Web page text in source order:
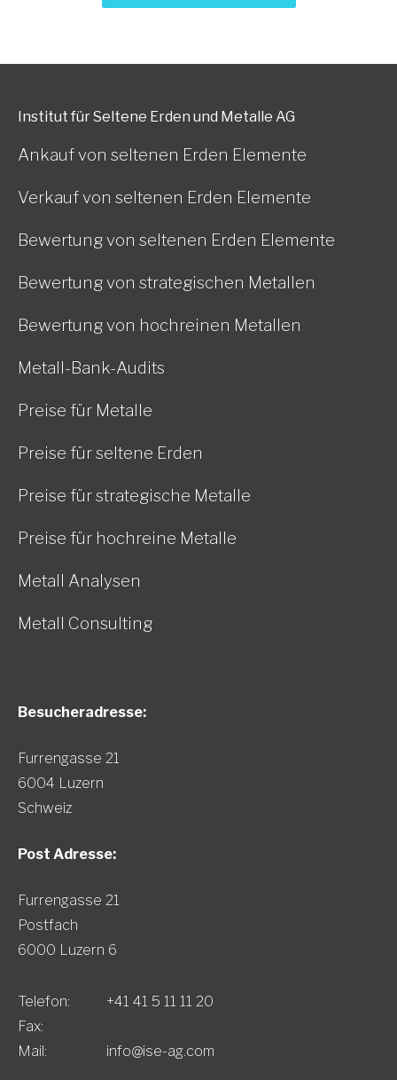
Institut für Seltene Erden und Metalle AG
Ankauf von seltenen Erden Elemente
Verkauf von seltenen Erden Elemente
Bewertung von seltenen Erden Elemente
Bewertung von strategischen Metallen
Bewertung von hochreinen Metallen
Metall-Bank-Audits
Preise für Metalle
Preise für seltene Erden
Preise für strategische Metalle
Preise für hochreine Metalle
Metall Analysen
Metall Consulting
Besucheradresse:
Furrengasse 21
6004 Luzern
Schweiz
Post Adresse:
Furrengasse 21
Postfach
6000 Luzern 6
Telefon:
+41 41 5 11 11 20
Fax:
Mail:
info@ise-ag.com